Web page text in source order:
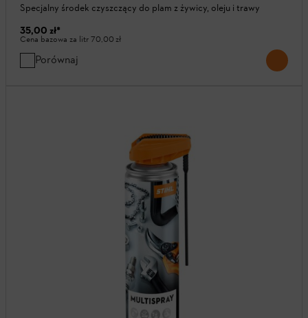
Specjalny środek czyszczący do plam z żywicy, oleju i trawy
35,00 zł*
Cena bazowa za litr70,00 zł
Porównaj